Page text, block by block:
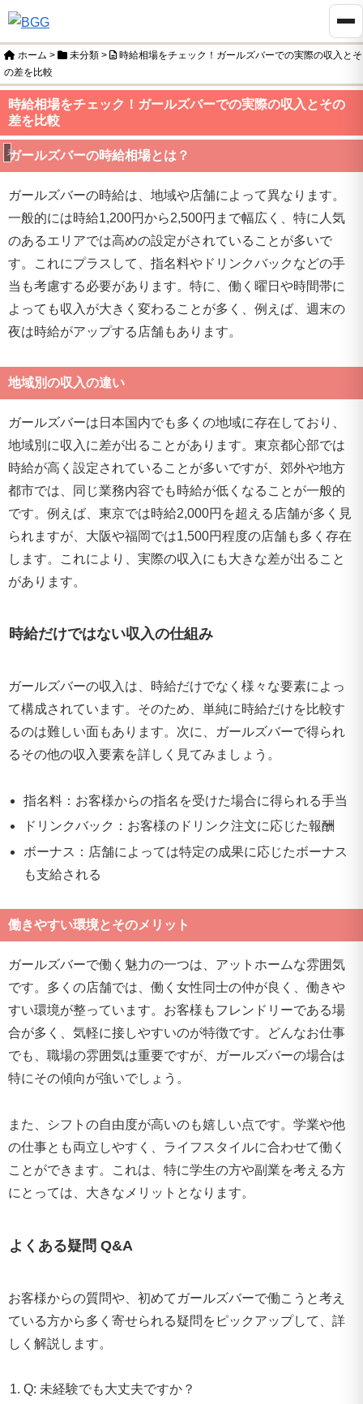
ホーム > 未分類 >
時給相場をチェック！ガールズバーでの実際の収入とそ
の差を比較
時給相場をチェック！ガールズバーでの実際の収入とその
差を比較
未分類
ガールズバーの時給相場とは？
ガールズバーの時給は、地域や店舗によって異なります。
一般的には時給1,200円から2,500円まで幅広く、特に人気
のあるエリアでは高めの設定がされていることが多いで
す。これにプラスして、指名料やドリンクバックなどの手
当も考慮する必要があります。特に、働く曜日や時間帯に
よっても収入が大きく変わることが多く、例えば、週末の
夜は時給がアップする店舗もあります。
地域別の収入の違い
ガールズバーは日本国内でも多くの地域に存在しており、
地域別に収入に差が出ることがあります。東京都心部では
時給が高く設定されていることが多いですが、郊外や地方
都市では、同じ業務内容でも時給が低くなることが一般的
です。例えば、東京では時給2,000円を超える店舗が多く見
られますが、大阪や福岡では1,500円程度の店舗も多く存在
します。これにより、実際の収入にも大きな差が出ること
があります。
時給だけではない収入の仕組み
ガールズバーの収入は、時給だけでなく様々な要素によっ
て構成されています。そのため、単純に時給だけを比較す
るのは難しい面もあります。次に、ガールズバーで得られ
るその他の収入要素を詳しく見てみましょう。
指名料：お客様からの指名を受けた場合に得られる手当
ドリンクバック：お客様のドリンク注文に応じた報酬
ボーナス：店舗によっては特定の成果に応じたボーナス
も支給される
働きやすい環境とそのメリット
ガールズバーで働く魅力の一つは、アットホームな雰囲気
です。多くの店舗では、働く女性同士の仲が良く、働きや
すい環境が整っています。お客様もフレンドリーである場
合が多く、気軽に接しやすいのが特徴です。どんなお仕事
でも、職場の雰囲気は重要ですが、ガールズバーの場合は
特にその傾向が強いでしょう。
また、シフトの自由度が高いのも嬉しい点です。学業や他
の仕事とも両立しやすく、ライフスタイルに合わせて働く
ことができます。これは、特に学生の方や副業を考える方
にとっては、大きなメリットとなります。
よくある疑問 Q&A
お客様からの質問や、初めてガールズバーで働こうと考え
ている方から多く寄せられる疑問をピックアップして、詳
しく解説します。
Q: 未経験でも大丈夫ですか？